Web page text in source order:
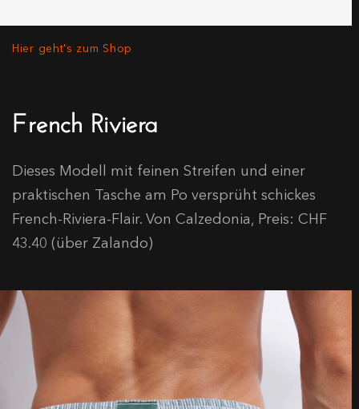
Hier geht's zum Shop
French Riviera
Dieses Modell mit feinen Streifen und einer
praktischen Tasche am Po versprüht schickes
French-Riviera-Flair. Von Calzedonia, Preis: CHF
43.40 (über Zalando)